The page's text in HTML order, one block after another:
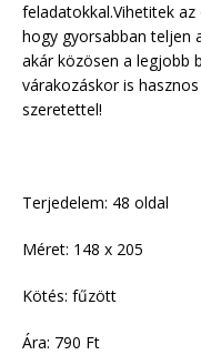
feladatokkal.Vihetitek
hogy gyorsabban teljen
akár közösen a legjobb
várakozáskor is
szeretettel!
Terjedelem: 48 oldal
Méret: 148 x 205
Kötés: fűzött
Ára: 790 Ft